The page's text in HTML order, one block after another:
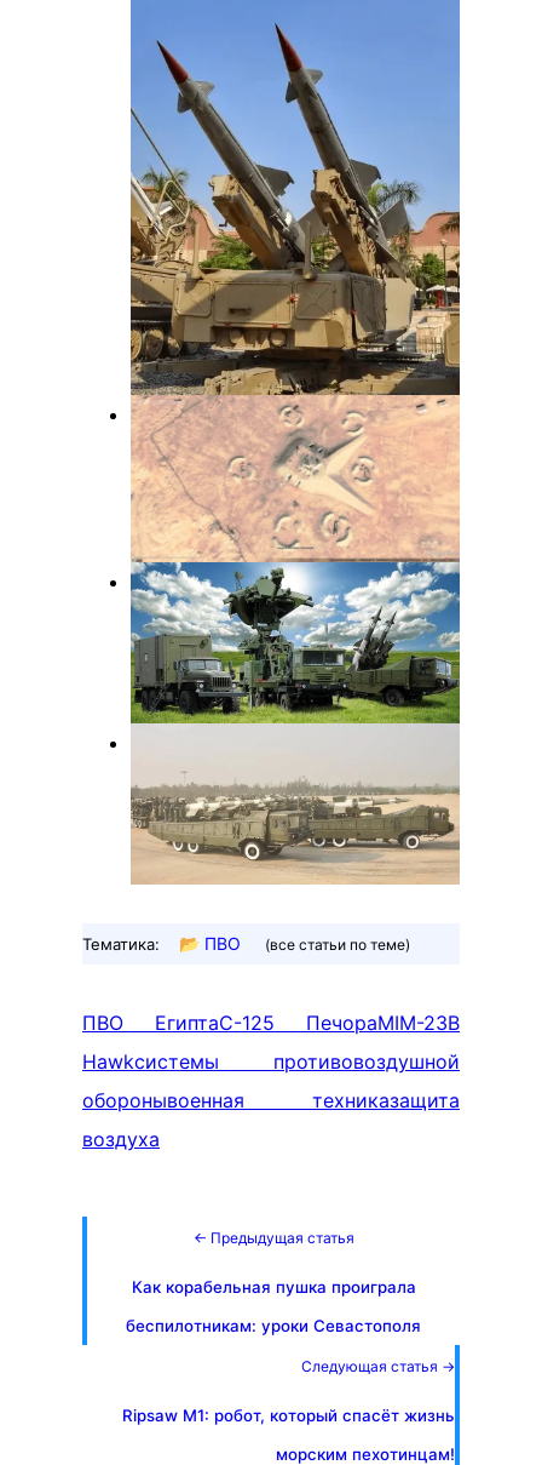
Тематика: 📂 ПВО (все статьи по теме)
ПВО ЕгиптаС-125 ПечораMIM-23B
Hawkсистемы противовоздушной
оборонывоенная техниказащита
воздуха
← Предыдущая статья
Как корабельная пушка проиграла
беспилотникам: уроки Севастополя
Следующая статья →
Ripsaw M1: робот, который спасёт жизнь
морским пехотинцам!